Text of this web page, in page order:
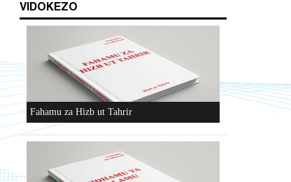
VIDOKEZO
Fahamu za Hizb ut Tahrir